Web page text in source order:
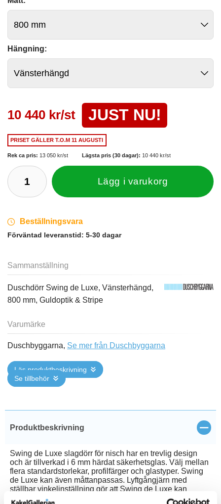
Hängning:
10 440 kr/st JUST NU!
PRISET GÄLLERT.O.M 11 AUGUSTI
Rek ca pris: 13 050 kr/st Lägsta pris (30 dagar): 10 440 kr/st
Lägg i varukorg
Beställningsvara
Förväntad leveranstid: 5-30 dagar
Sammanställning
Duschdörr Swing de Luxe, Vänsterhängd,
800 mm, Guldoptik & Stripe
Varumärke
Duschbyggarna, Se mer från Duschbyggarna
Läs produktbeskrivning
Se tillbehör
Produktbeskrivning
Swing de Luxe slagdörr för nisch har en trevlig design
och är tillverkad i 6 mm härdat säkerhetsglas. Välj mellan
flera standardstorlekar, profilfärger och glastyper. Swing
de Luxe kan även måttanpassas. Lyftgångjärn med
ställbar vinkelinställning gör att Swing de Luxe kan
monteras i olika vinklar mot väggen vid behov. Anslagslist